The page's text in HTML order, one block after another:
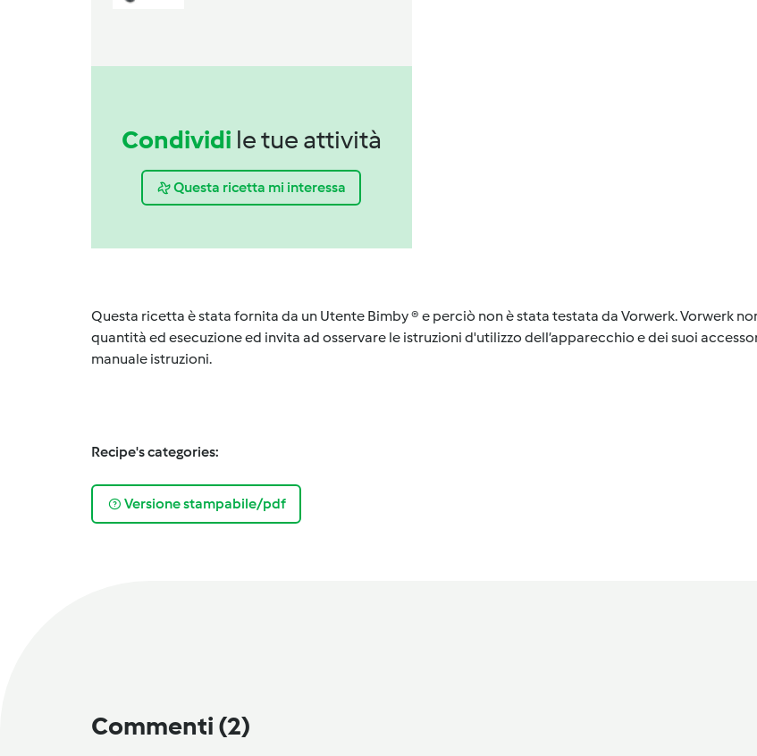
Condividi le tue attività
Questa ricetta mi interessa
Questa ricetta è stata fornita da un Utente Bimby ® e perciò non è stata testata da Vorwerk. Vorwerk
quantità ed esecuzione ed invita ad osservare le istruzioni d'utilizzo dell’apparecchio e dei suoi
manuale istruzioni.
Recipe's categories:
Versione stampabile/pdf
Commenti (2)